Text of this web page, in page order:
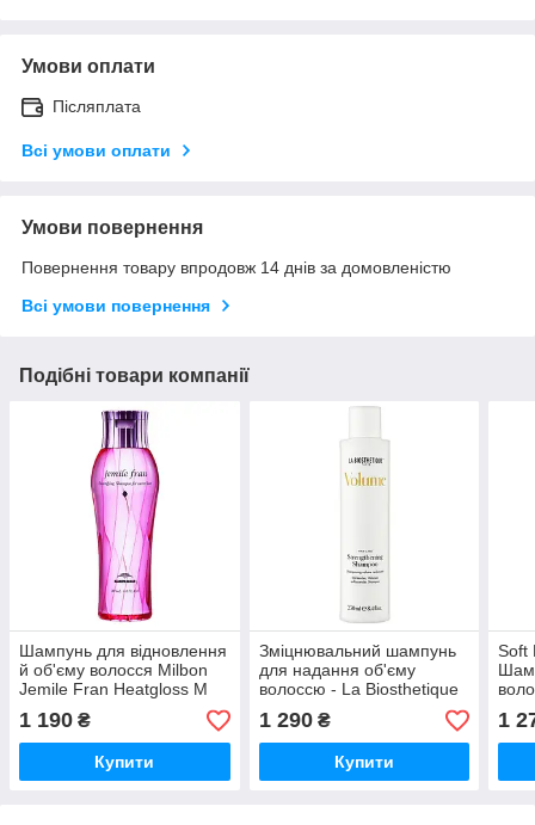
Умови оплати
Післяплата
Всі умови оплати
Умови повернення
Повернення товару впродовж 14 днів за домовленістю
Всі умови повернення
Подібні товари компанії
Шампунь для відновлення
й об'єму волосся Milbon
Jemile Fran Heatgloss M
Shampoo, 200 мл
1 190 ₴
Купити
Зміцнювальний шампунь
для надання об'єму
волоссю - La Biosthetique
Volume Strengthening
Shampoo, 250 мл
1 290₴
Купити
Soft
1